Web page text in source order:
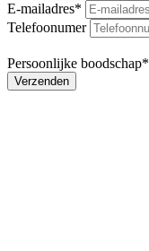
E-mailadres*
Telefoonumer
Persoonlijke boodschap*
Verzenden